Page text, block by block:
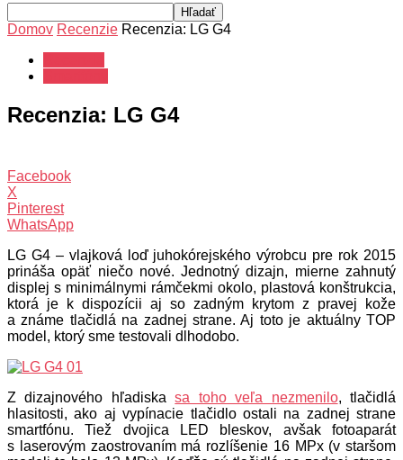
Domov Recenzie Recenzia: LG G4
Recenzia: LG G4
Facebook
X
Pinterest
WhatsApp
LG G4 – vlajková loď juhokórejského výrobcu pre rok 2015
prináša opäť niečo nové. Jednotný dizajn, mierne zahnutý
displej s minimálnymi rámčekmi okolo, plastová konštrukcia,
ktorá je k dispozícii aj so zadným krytom z pravej kože
a známe tlačidlá na zadnej strane. Aj toto je aktuálny TOP
model, ktorý sme testovali dlhodobo.
Z dizajnového hľadiskasa toho veľa nezmenilo, tlačidlá
hlasitosti, ako aj vypínacie tlačidlo ostali na zadnej strane
smartfónu. Tiež dvojica LED bleskov, avšak fotoaparát
s laserovým zaostrovaním má rozlíšenie 16 MPx (v staršom